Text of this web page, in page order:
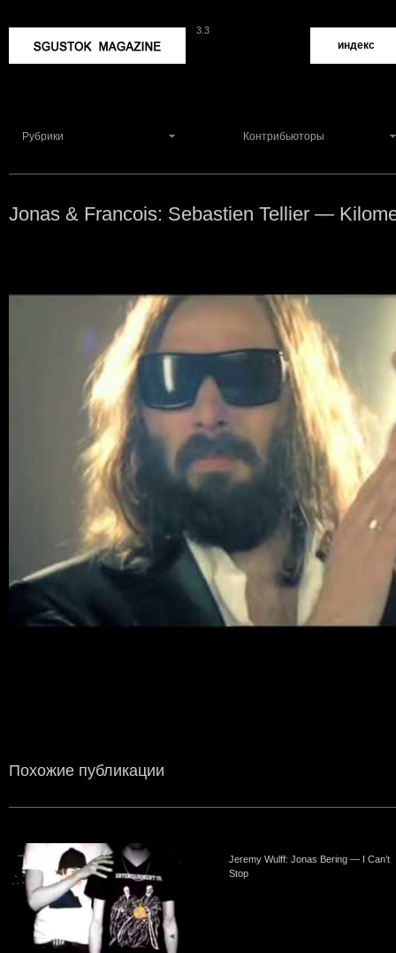
3.3
индекс
Рубрики Контрибьюторы
Jonas & Francois: Sebastien Tellier —
Похожие публикации
Jeremy Wulff: Jonas Bering — I Can’t
Stop